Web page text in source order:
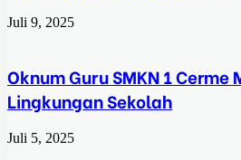
Juli 9, 2025
Oknum Guru SMKN 1 Cerme
Lingkungan Sekolah
Juli 5, 2025